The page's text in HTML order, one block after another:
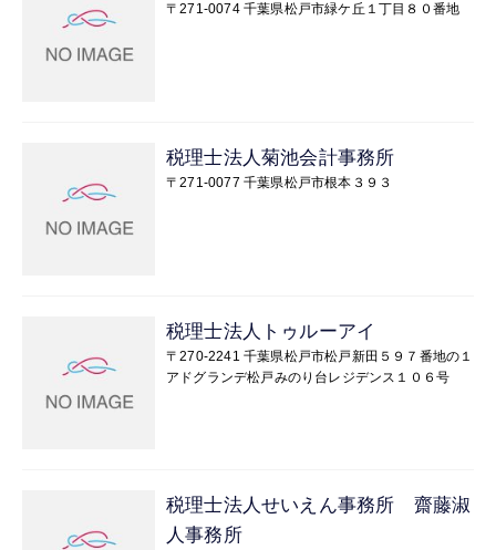
〒271-0074 千葉県松戸市緑ケ丘１丁目８０番地
税理士法人菊池会計事務所
〒271-0077 千葉県松戸市根本３９３
税理士法人トゥルーアイ
〒270-2241 千葉県松戸市松戸新田５９７番地の１
アドグランデ松戸みのり台レジデンス１０６号
税理士法人せいえん事務所 齋藤淑
人事務所